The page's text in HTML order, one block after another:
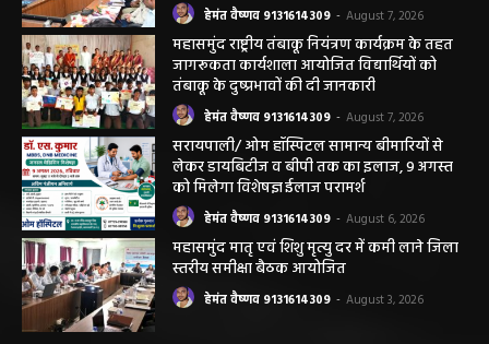
हेमंत वैष्णव 9131614309 - August 7, 2026
महासमुंद राष्ट्रीय तंबाकू नियंत्रण कार्यक्रम के तहत
जागरूकता कार्यशाला आयोजित विद्यार्थियों को
तंबाकू के दुष्प्रभावों की दी जानकारी
हेमंत वैष्णव 9131614309 - August 7, 2026
सरायपाली/ ओम हॉस्पिटल सामान्य बीमारियों से
लेकर डायबिटीज व बीपी तक का इलाज, 9 अगस्त
को मिलेगा विशेषज्ञ ईलाज परामर्श
हेमंत वैष्णव 9131614309 - August 6, 2026
महासमुंद मातृ एवं शिशु मृत्यु दर में कमी लाने जिला
स्तरीय समीक्षा बैठक आयोजित
हेमंत वैष्णव 9131614309 - August 3, 2026